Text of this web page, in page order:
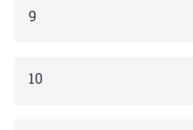
9
10